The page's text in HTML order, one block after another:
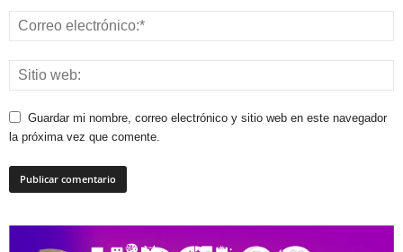
Guardar mi nombre, correo electrónico y sitio web en este navegador
la próxima vez que comente.